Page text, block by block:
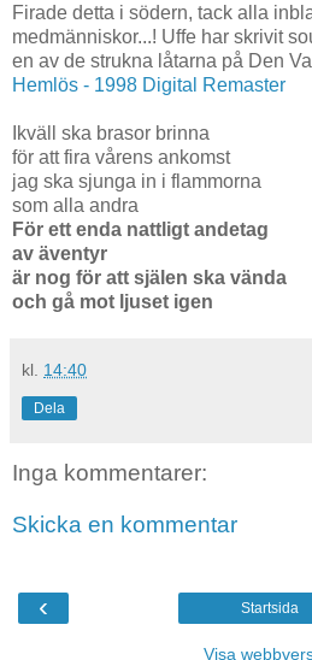
Firade detta i södern, tack alla
medmänniskor...! Uffe har skrivit
en av de strukna låtarna på Den
Hemlös - 1998 Digital Remaster
Ikväll ska brasor brinna
för att fira vårens ankomst
jag ska sjunga in i flammorna
som alla andra
För ett enda nattligt andetag
av äventyr
är nog för att själen ska vända
och gå mot ljuset igen
kl. 14:40
Dela
Inga kommentarer:
Skicka en kommentar
‹ Startsida
Visa